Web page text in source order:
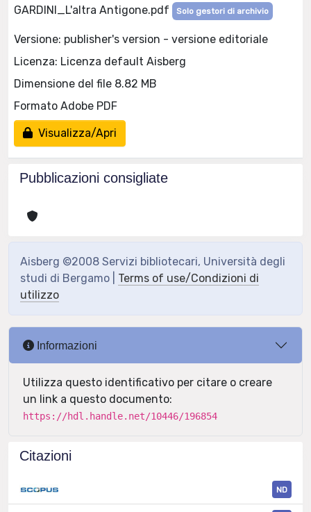
GARDINI_L'altra Antigone.pdf Solo gestori di archivio
Versione: publisher's version - versione editoriale
Licenza: Licenza default Aisberg
Dimensione del file 8.82 MB
Formato Adobe PDF
Visualizza/Apri
Pubblicazioni consigliate
Aisberg ©2008 Servizi bibliotecari, Università degli
studi di Bergamo | Terms of use/Condizioni di
utilizzo
Informazioni
Utilizza questo identificativo per citare o creare
un link a questo documento:
https://hdl.handle.net/10446/196854
Citazioni
ND